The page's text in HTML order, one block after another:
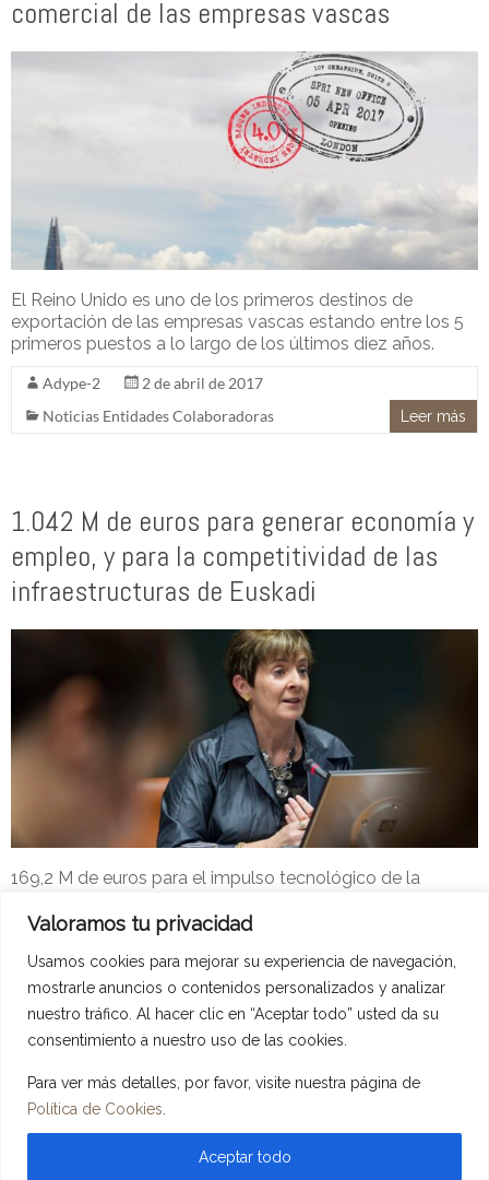
Valoramos tu privacidad
Usamos cookies para mejorar su experiencia de navegación,
mostrarle anuncios o contenidos personalizados y analizar
nuestro tráfico. Al hacer clic en “Aceptar todo” usted da su
consentimiento a nuestro uso de las cookies.
Para ver más detalles, por favor, visite nuestra página de
Política de Cookies
Aceptar todo
comercial de las empresas vascas
El Reino Unido es uno de los primeros destinos de
exportación de las empresas vascas estando entre los 5
primeros puestos a lo largo de los últimos diez años.
Adype-2
2 de abril de 2017
Noticias Entidades Colaboradoras
Leer más
1.042 M de euros para generar economía y
empleo, y para la competitividad de las
infraestructuras de Euskadi
169,2 M de euros para el impulso tecnológico de la
1 de marzo de 2017
Noticias Entidades Colaboradoras
Leer más
Copyright © 2026 ADYPE - Asociación de Directivos y Profesionales De
Euskadi. Todos los derechos reservados.
TemaSpaciousde ThemeGrill. Instalado y Configurado porLopCor,
Servicios Informáticos